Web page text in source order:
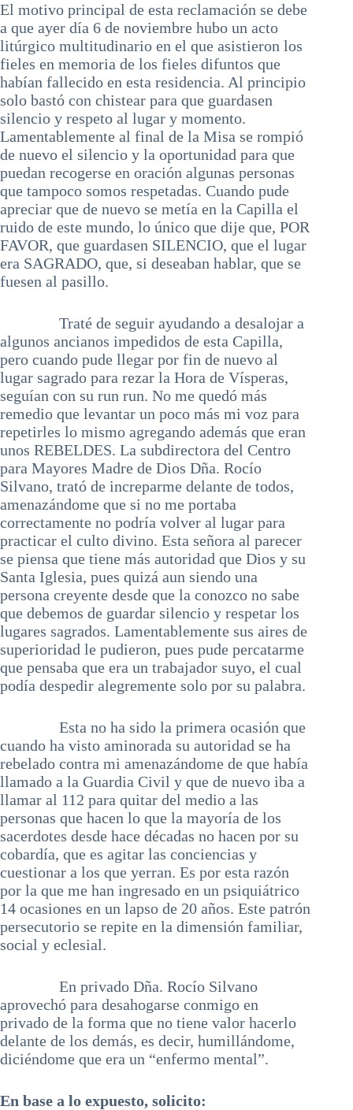
El motivo principal de esta reclamación se debe
a que ayer día 6 de noviembre hubo un acto
litúrgico multitudinario en el que asistieron los
fieles en memoria de los fieles difuntos que
habían fallecido en esta residencia. Al principio
solo bastó con chistear para que guardasen
silencio y respeto al lugar y momento.
Lamentablemente al final de la Misa se rompió
de nuevo el silencio y la oportunidad para que
puedan recogerse en oración algunas personas
que tampoco somos respetadas. Cuando pude
apreciar que de nuevo se metía en la Capilla el
ruido de este mundo, lo único que dije que, POR
FAVOR, que guardasen SILENCIO, que el lugar
era SAGRADO, que, si deseaban hablar, que se
fuesen al pasillo.
Traté de seguir ayudando a desalojar a
algunos ancianos impedidos de esta Capilla,
pero cuando pude llegar por fin de nuevo al
lugar sagrado para rezar la Hora de Vísperas,
seguían con su run run. No me quedó más
remedio que levantar un poco más mi voz para
repetirles lo mismo agregando además que eran
unos REBELDES. La subdirectora del Centro
para Mayores Madre de Dios Dña. Rocío
Silvano, trató de increparme delante de todos,
amenazándome que si no me portaba
correctamente no podría volver al lugar para
practicar el culto divino. Esta señora al parecer
se piensa que tiene más autoridad que Dios y su
Santa Iglesia, pues quizá aun siendo una
persona creyente desde que la conozco no sabe
que debemos de guardar silencio y respetar los
lugares sagrados. Lamentablemente sus aires de
superioridad le pudieron, pues pude percatarme
que pensaba que era un trabajador suyo, el cual
podía despedir alegremente solo por su palabra.
Esta no ha sido la primera ocasión que
cuando ha visto aminorada su autoridad se ha
rebelado contra mi amenazándome de que había
llamado a la Guardia Civil y que de nuevo iba a
llamar al 112 para quitar del medio a las
personas que hacen lo que la mayoría de los
sacerdotes desde hace décadas no hacen por su
cobardía, que es agitar las conciencias y
cuestionar a los que yerran. Es por esta razón
por la que me han ingresado en un psiquiátrico
14 ocasiones en un lapso de 20 años. Este patrón
persecutorio se repite en la dimensión familiar,
social y eclesial.
En privado Dña. Rocío Silvano
aprovechó para desahogarse conmigo en
privado de la forma que no tiene valor hacerlo
delante de los demás, es decir, humillándome,
diciéndome que era un “enfermo mental”.
En base a lo expuesto, solicito: